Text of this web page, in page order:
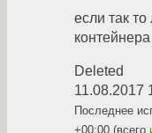
если так
контейнера
Deleted
11.08.2017
Последнее
+00:00 (всего